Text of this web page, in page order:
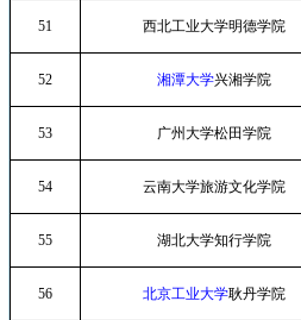
51 西北工业大学明德学院
52 湘潭大学兴湘学院
53 广州大学松田学院
54 云南大学旅游文化学院
55 湖北大学知行学院
56 北京工业大学耿丹学院